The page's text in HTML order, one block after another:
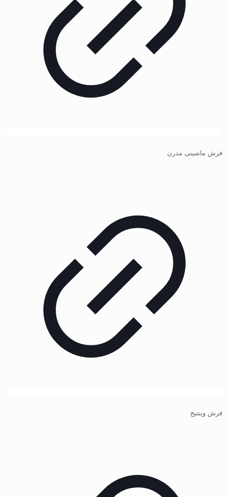
فرش ماشینی مدرن
فرش وینتیج